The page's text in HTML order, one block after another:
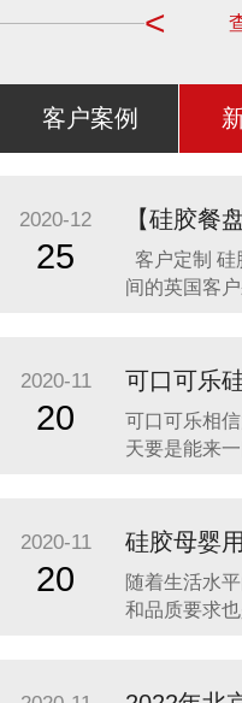
<
客户案例
2020-12
25
客户定制
间的英国客
价格最合理
作一样。众
的，但绝对
2020-11
20
可口可乐
可口可乐相
天要是能来
关联呢？ 2014年可口可乐找到我们的时候，我
们也是非常
很认真的告
2020-11
20
随着生活水
和品质要求
品的的主要